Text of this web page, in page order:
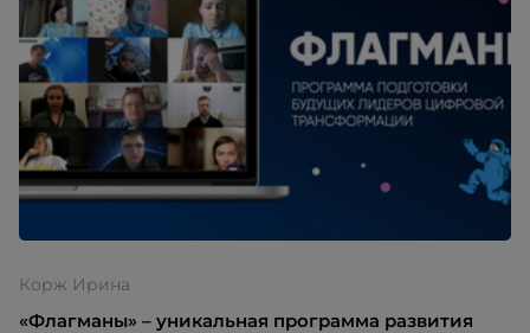
Корж Ирина
«Флагманы» – уникальная программа развития